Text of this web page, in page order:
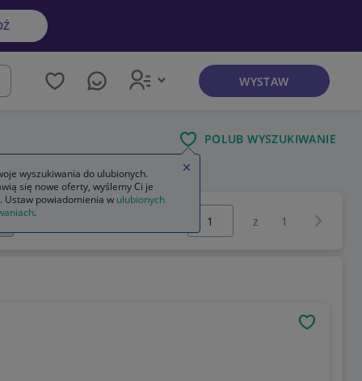
WYSTAW
POLUB WYSZUKIWANIE
z 1
wyszukiwania do ulubionych.
się nowe oferty, wyślemy Ci je
Ustaw powiadomienia w ulubionych
.
Zamknij wskazówkę